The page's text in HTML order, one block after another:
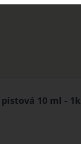
10 ml -